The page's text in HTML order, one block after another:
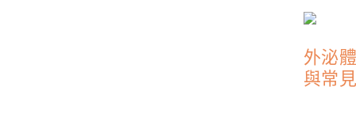
外泌
與常